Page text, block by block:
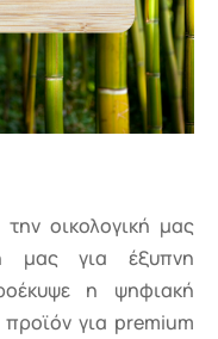
οικολογική μας
μας για έξυπνη
η ψηφιακή
για premium